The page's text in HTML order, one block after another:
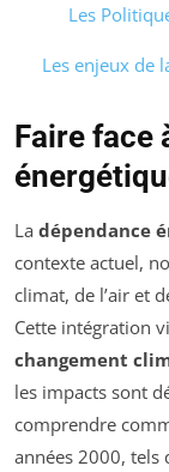
Les
Les enjeux de
Faire face
La dépendance
contexte actuel,
climat, de l’air et
Cette intégration
changement
les impacts sont
comprendre
années 2000, tels